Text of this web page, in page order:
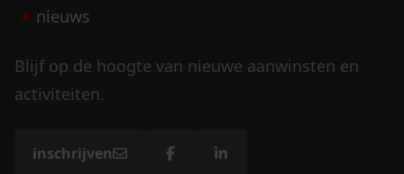
nieuws
Blijf op de hoogte van nieuwe aanwinsten en
activiteiten.
inschrijven